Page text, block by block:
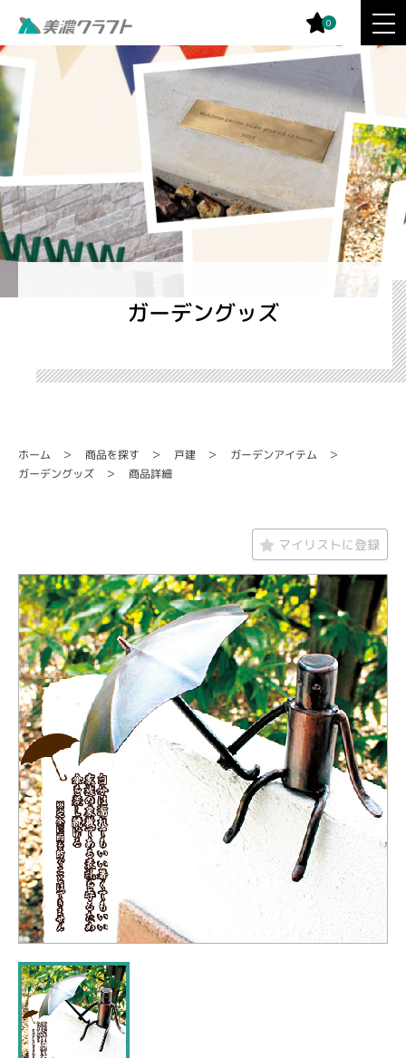
0
ガーデングッズ
ホーム 商品を探す 戸建 ガーデンアイテム
ガーデングッズ 商品詳細
マイリストに登録